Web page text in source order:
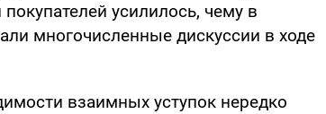
усилилось, чему в
многочисленные дискуссии в ходе
взаимных уступок нередко